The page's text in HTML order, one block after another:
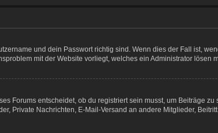
und dein Passwort richtig sind. Wenn dies der Fall ist,
mit der Website vorliegt, welches ein Administrator lösen
Forums entscheidet, ob du registriert sein musst, um Beiträge
Private Nachrichten, E-Mail-Versand an andere Mitglieder,